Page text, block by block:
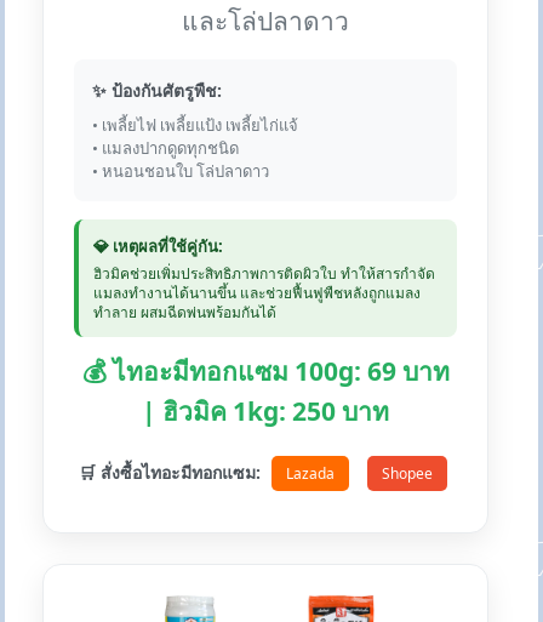
และโล่ปลาดาว
✨ ป้องกันศัตรูพืช:
• เพลี้ยไฟ เพลี้ยแป้ง เพลี้ยไก่แจ้
• แมลงปากดูดทุกชนิด
• หนอนชอนใบ โล่ปลาดาว
💎 เหตุผลที่ใช้คู่กัน:
ฮิวมิคช่วยเพิ่มประสิทธิภาพการติดผิวใบ ทำให้สารกำจัด
แมลงทำงานได้นานขึ้น และช่วยฟื้นฟูพืชหลังถูกแมลง
ทำลาย ผสมฉีดพ่นพร้อมกันได้
💰 ไทอะมีทอกแซม 100g: 69 บาท
| ฮิวมิค 1kg: 250 บาท
🛒 สั่งซื้อไทอะมีทอกแซม: Lazada Shopee